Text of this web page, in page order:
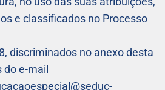
e classificados no Processo
discriminados no anexo desta
do e-mail